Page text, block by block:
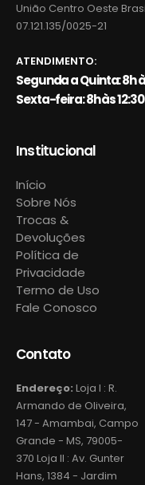
União Centro Oeste
07.121.135/0025-21
ATENDIMENTO:
Segunda a Quinta: 8h
Sexta-feira: 8h às
Institucional
Início
Sobre Nós
Trocas &
Devoluções
Política de
Privacidade
Termo de Uso
Fale Conosco
Contato
Endereço: Loja I : R.
Armando de Oliveira,
147 - Amambai, Campo
Grande - MS, 79005-
370 Loja II : Av. Gunter
Hans, 1384 - Jardim